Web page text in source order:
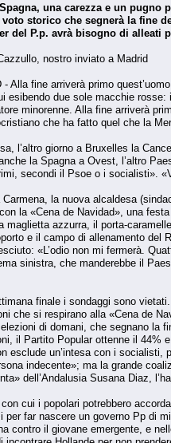
una carezza e un pugno
voto storico che segnerà la fine
del P.p. avrà bisogno di alleati
nostro inviato a Madrid
- Alla fine arriverà primo
esibendo due sole macchie
minorenne. Alla fine arriverà
che ha fatto quel che la
l’altro giorno a Bruxelles la
la Spagna a Ovest, l’altro
secondi il Psoe o i socialisti».
Carmena, la nuova alcaldesa
la «Cena de Navidad», una
maglietta azzurra, il porta-
e il campo di allenamento
«L’odio non mi fermerà.
sinistra, che manderebbe il
finale i sondaggi sono
che si respirano alla «Cena de
di domani, che segnano la
il Partito Popular ottenne il 44%
esclude un’intesa con i socialisti,
indecente»; ma la grande
dell’Andalusia Susana Diaz,
cui i popolari potrebbero
per far nascere un governo Pp di
contro il giovane emergente, e